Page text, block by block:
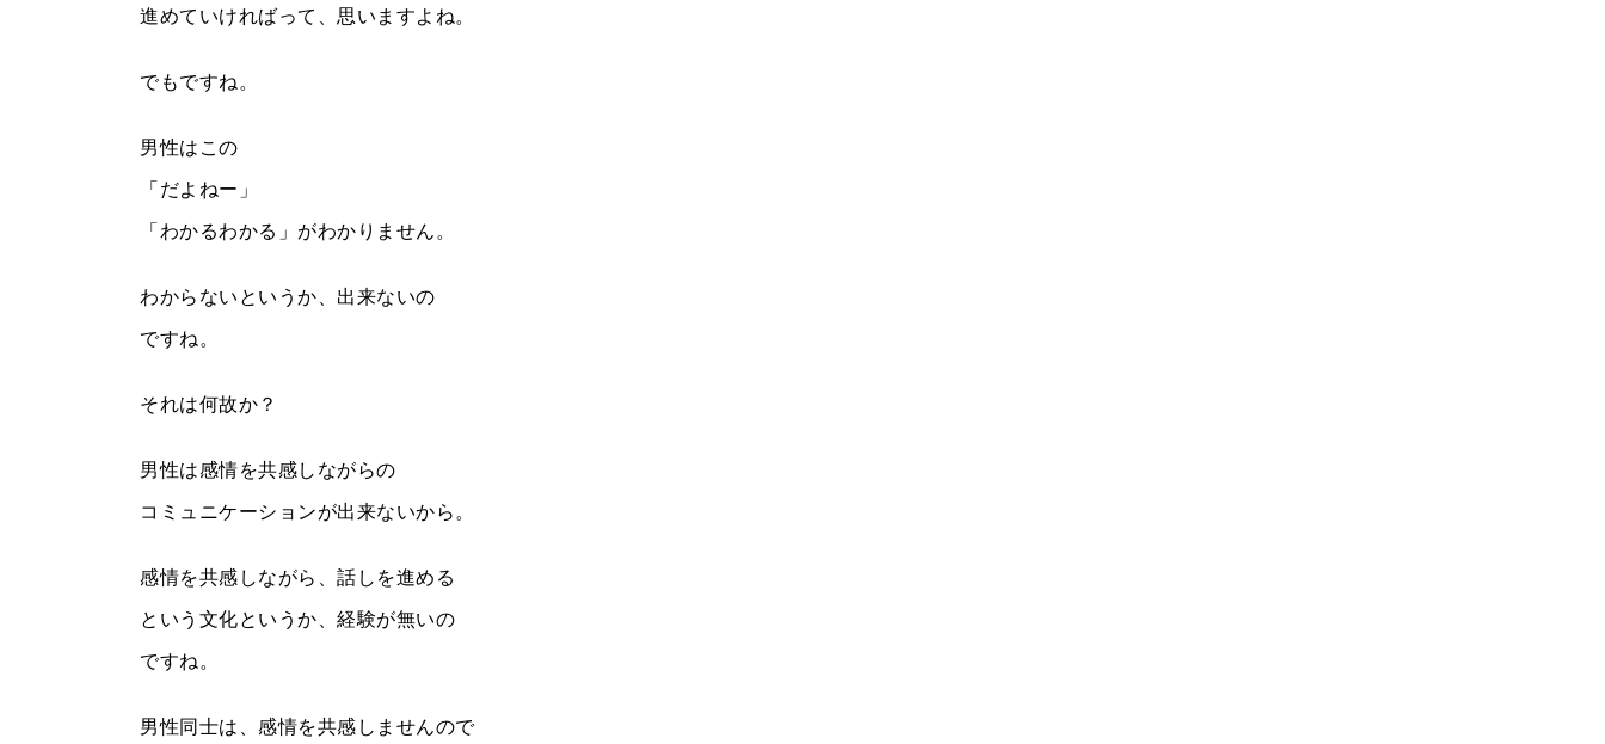
進めていければって、思いますよね。
でもですね。
男性はこの
「だよねー」
「わかるわかる」がわかりません。
わからないというか、出来ないの
ですね。
それは何故か？
男性は感情を共感しながらの
コミュニケーションが出来ないから。
感情を共感しながら、話しを進める
という文化というか、経験が無いの
ですね。
男性同士は、感情を共感しませんので